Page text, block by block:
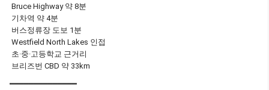
Bruce Highway 약 8분
기차역 약 4분
버스정류장 도보 1분
Westfield North Lakes 인접
초·중·고등학교 근거리
브리즈번 CBD 약 33km
━━━━━━━━━━━━━━